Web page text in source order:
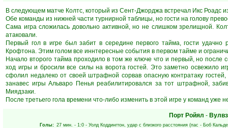
В следующем матче Колтс, который из Сент-Джорджа встречал Икс Роадс
Обе команды из нижней части турнирной таблицы, но гости на голову
Сама игра сложилась довольно активной, но не слишком зрелищной.
атаковали.
Первый гол в игре был забит в середине первого тайма, гости удачно
Крофтона. Этим голом все иннтересные события в первом тайме и
Начало второго тайма проходило в том же ключе что и первый, но после
ход игры и бросили все силы на ворота гостей. Это заметно освежило
сфолил недалеко от своей штрафной сорвав опасную контратаку
занавес игры Альваро Пенья реабилитировался за тот штрафной,
Миядзаки.
После третьего гола времени что-либо изменить в этой игре у команд уже
Порт Ройял - Вулвз
Голы: 27 мин. - 1:0 - Уолд Коддингтон, удар с близкого расстояния (пас - Боб